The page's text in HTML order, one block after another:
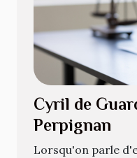
Cyril de
Perpignan
Lorsqu'on parle